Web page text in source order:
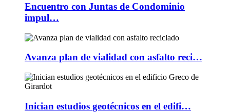
Encuentro con Juntas de Condominio
impul…
Avanza plan de vialidad con asfalto reci…
Inician estudios geotécnicos en el edifi…